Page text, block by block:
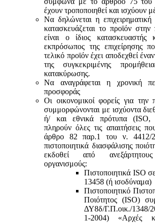
έχουν τροποποιηθεί και ισχύουν
Να δηλώνεται η
κατασκευάζεται το προϊόν
είναι ο ίδιος
εκπρόσωπος της επιχείρησης
τελικό προϊόν έχει αποδεχθεί
της συγκεκριμένης
κατακύρωσης.
Να αναγράφεται η χρονική
προσφοράς
Οι οικονομικοί φορείς για την
συμμορφώνονται με ισχύοντα
ή/ και εθνικά πρότυπα
πληρούν όλες τις απαιτήσεις
άρθρο 82 παρ.1 του ν. 4412/
πιστοποιητικά διασφάλισης
εκδοθεί από ανεξάρτητους
οργανισμούς:
Πιστοποιητικά ISO
13458 (ή ισοδύναμα)
Πιστοποιητικό
Ποιότητος (ISO)
ΔΥ8δ/Γ.Π.οικ./
1-2004) «Αρχές